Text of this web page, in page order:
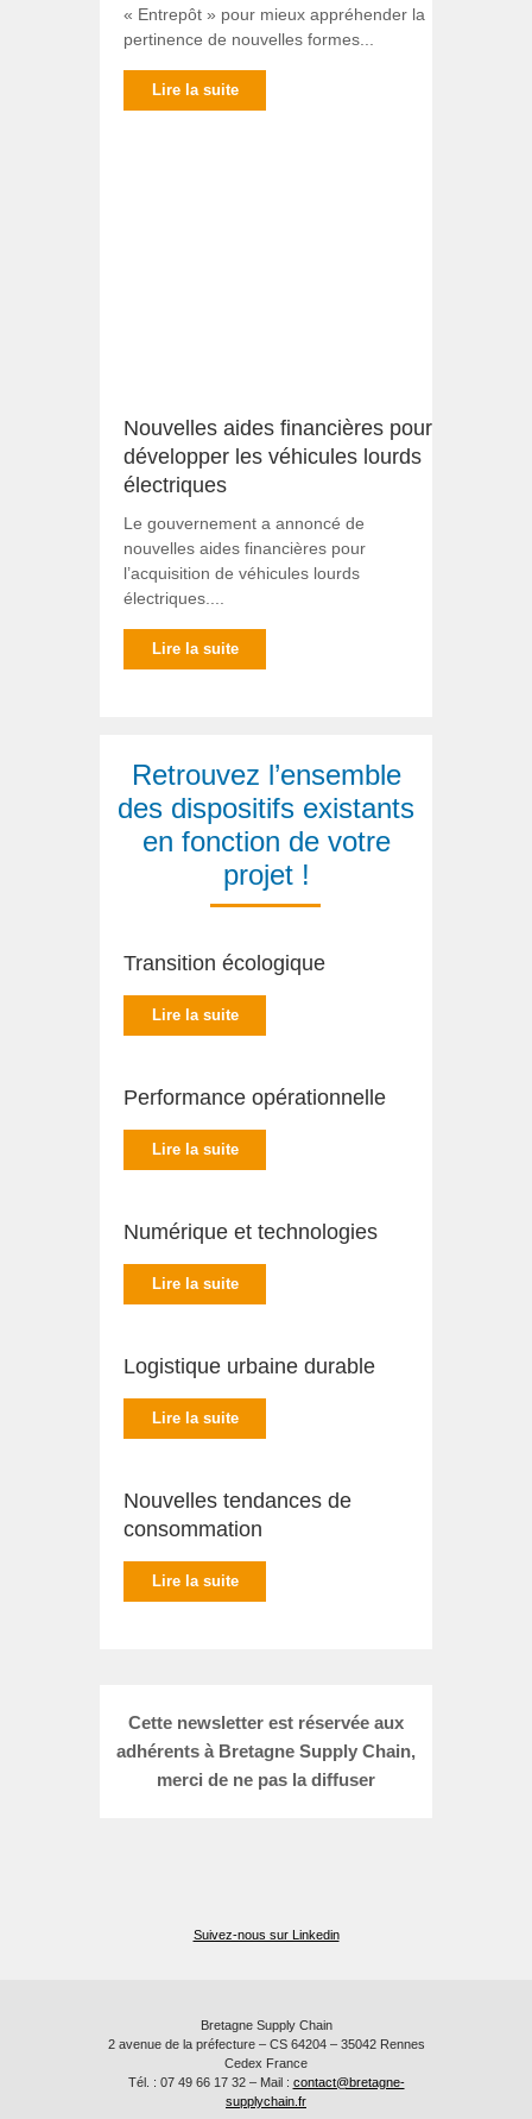
« Entrepôt » pour mieux appréhender la
pertinence de nouvelles formes...
Lire la suite
Nouvelles aides financières pour
développer les véhicules lourds
électriques
Le gouvernement a annoncé de
nouvelles aides financières pour
l’acquisition de véhicules lourds
électriques....
Lire la suite
Retrouvez l’ensemble
des dispositifs existants
en fonction de votre
projet !
Transition écologique
Lire la suite
Performance opérationnelle
Lire la suite
Numérique et technologies
Lire la suite
Logistique urbaine durable
Lire la suite
Nouvelles tendances de
consommation
Lire la suite
Cette newsletter est réservée aux
adhérents à Bretagne Supply Chain,
merci de ne pas la diffuser
Suivez-nous sur Linkedin
Bretagne Supply Chain
2 avenue de la préfecture – CS 64204 – 35042 Rennes
Cedex France
Tél. : 07 49 66 17 32 – Mail : contact@bretagne-
supplychain.fr